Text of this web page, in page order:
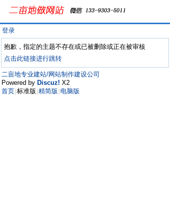
登录
抱歉，指定的主题不存在或已被删除或正在被审核
点击此链接进行跳转
二亩地专业建站/网站制作建设公司
Powered by Discuz! X2
首页 标准版 精简版 电脑版